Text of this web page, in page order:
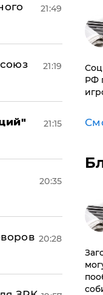
21:49
21:19
21:15
20:35
20:28
РФ